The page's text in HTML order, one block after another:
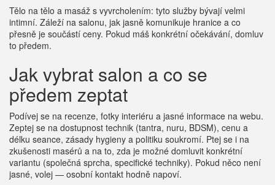
Tělo na tělo a masáž s vyvrcholením: tyto služby bývají velmi
intimní. Záleží na salonu, jak jasně komunikuje hranice a co
přesně je součástí ceny. Pokud máš konkrétní očekávání, domluv
to předem.
Jak vybrat salon a co se
předem zeptat
Podívej se na recenze, fotky interiéru a jasné informace na webu.
Zeptej se na dostupnost technik (tantra, nuru, BDSM), cenu a
délku seance, zásady hygieny a politiku soukromí. Ptej se i na
zkušenosti masérů a na to, zda je možné domluvit konkrétní
variantu (společná sprcha, specifické techniky). Pokud něco není
jasné, volej — osobní kontakt hodně napoví.